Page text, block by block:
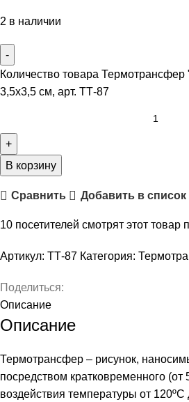
2 в наличии
Количество товара
3,5х3,5 см, арт. ТТ-87
В корзину
Сравнить Добавить в
10 посетителей смотрят этот товар
Артикул: ТТ-87 Категория:
Поделиться:
Описание
Описание
Термотрансфер – рисунок,
посредством кратковременного (от
воздействия температуры от 120ºС